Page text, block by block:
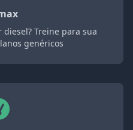
Treine para sua
genéricos